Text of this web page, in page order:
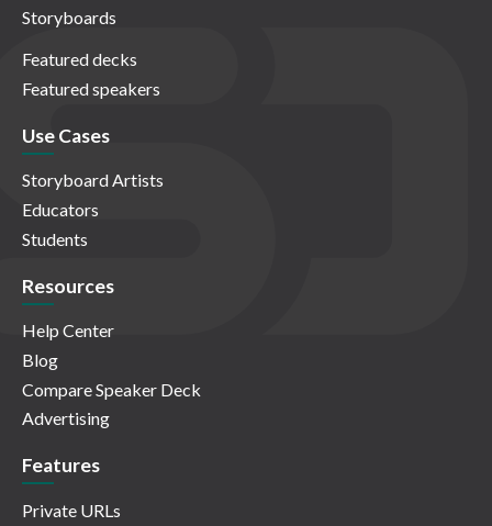
Storyboards
Featured decks
Featured speakers
Use Cases
Storyboard Artists
Educators
Students
Resources
Help Center
Blog
Compare Speaker Deck
Advertising
Features
Private URLs